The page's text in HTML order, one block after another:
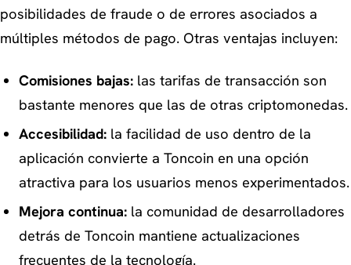
posibilidades de fraude o de errores asociados a
múltiples métodos de pago. Otras ventajas incluyen:
Comisiones bajas:las tarifas de transacción son
bastante menores que las de otras criptomonedas.
Accesibilidad:la facilidad de uso dentro de la
aplicación convierte a Toncoin en una opción
atractiva para los usuarios menos experimentados.
Mejora continua:la comunidad de desarrolladores
detrás de Toncoin mantiene actualizaciones
frecuentes de la tecnología.